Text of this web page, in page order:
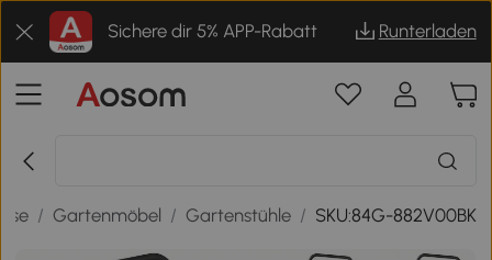
Sichere dir 5% APP-Rabatt Runterladen
/ Gartenmöbel / Gartenstühle / SKU:84G-882V00BK